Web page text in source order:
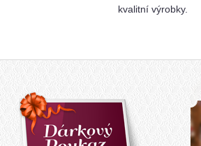
kvalitní výrobky.